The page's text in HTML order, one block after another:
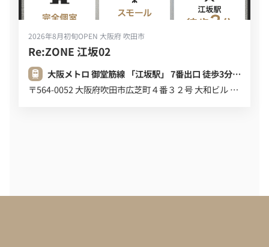
2026年8月初旬OPEN 大阪府 吹田市
Re:ZONE 江坂02
大阪メトロ 御堂筋線 「江坂駅」 7番出口 徒歩3分 (220m)
〒564-0052 大阪府吹田市広芝町４番３２号 大和ビル ６Ｆ